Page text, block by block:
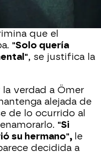
que el
"Solo quería
, se justifica la
verdad a Ömer
alejada de
de lo ocurrido al
"Si
su hermano", le
decidida a